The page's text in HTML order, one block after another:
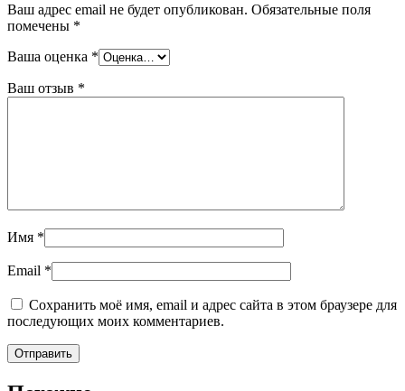
Ваш адрес email не будет опубликован. Обязательные поля
помечены *
Ваша оценка *
Ваш отзыв *
Имя *
Email *
Сохранить моё имя, email и адрес сайта в этом браузере для
последующих моих комментариев.